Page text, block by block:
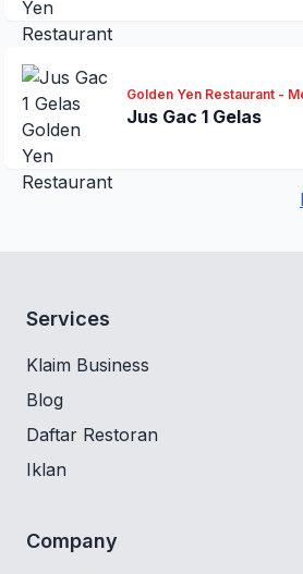
Golden Yen Restaurant -
Jus Gac 1 Gelas
Services
Klaim Business
Blog
Daftar Restoran
Iklan
Company